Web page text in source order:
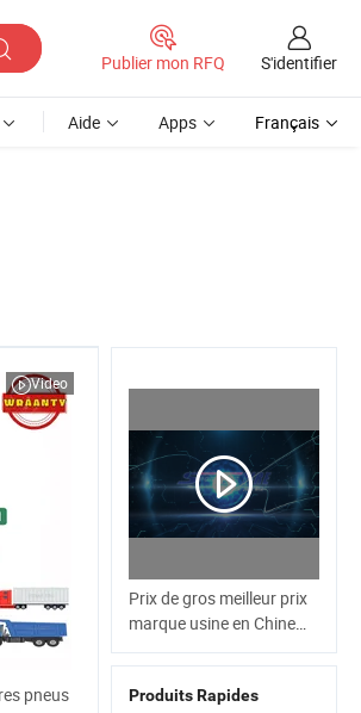
Publier mon RFQ S'identifier
Aide Apps Français
Video
pneus
Prix de gros meilleur prix
marque usine en Chine
prix acier radial TBR pneu
de camion et de bus à prix
réduit 315/80r22.5
Produits Rapides